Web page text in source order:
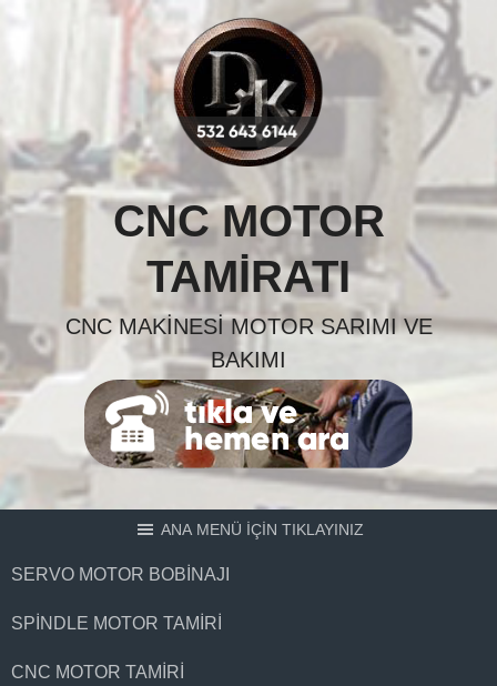
CNC MOTOR
TAMIRATI
CNC MAKINESI MOTOR SARIMI VE
BAKIMI
ANA MENÜ İÇİN TIKLAYINIZ
SERVO MOTOR BOBINAJI
SPINDLE MOTOR TAMIRI
CNC MOTOR TAMIRI